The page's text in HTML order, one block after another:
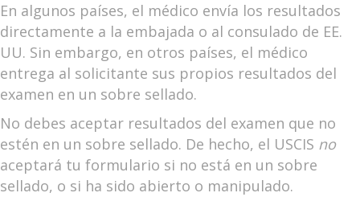
En algunos países, el médico envía los resultados
directamente a la embajada o al consulado de EE.
UU. Sin embargo, en otros países, el médico
entrega al solicitante sus propios resultados del
examen en un sobre sellado.
No debes aceptar resultados del examen que no
estén en un sobre sellado. De hecho, el USCIS no
aceptará tu formulario si no está en un sobre
sellado, o si ha sido abierto o manipulado.